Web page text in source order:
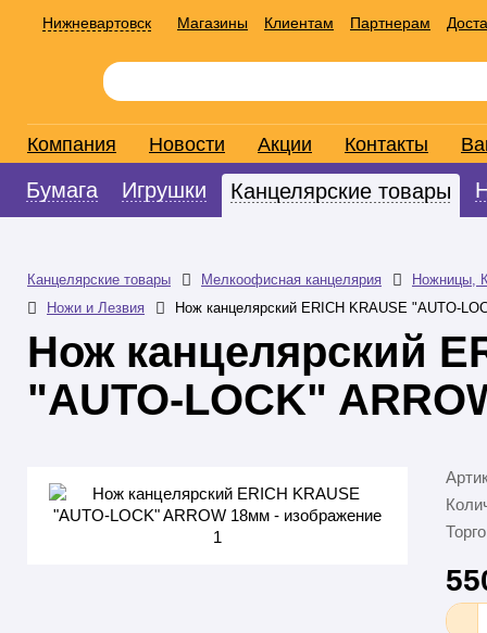
Нижневартовск Магазины Клиентам Партнерам
Компания Новости Акции Контакты
Бумага Игрушки Канцелярские товары
Канцелярские товары Мелкоофисная канцелярия
Ножницы,
Ножи и Лезвия
Нож канцелярский ERICH KRAUSE "AUTO-
Нож канцелярский
"AUTO-LOCK"